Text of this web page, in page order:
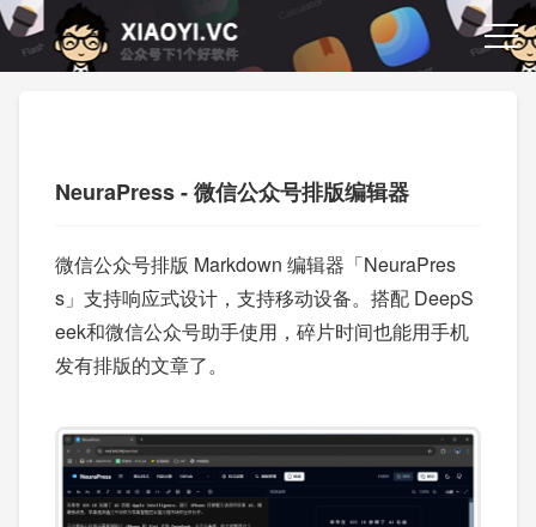
NeuraPress - 微信公众号排版编辑器
微信公众号排版 Markdown 编辑器「NeuraPres
s」支持响应式设计，支持移动设备。搭配 DeepS
eek和微信公众号助手使用，碎片时间也能用手机
发有排版的文章了。